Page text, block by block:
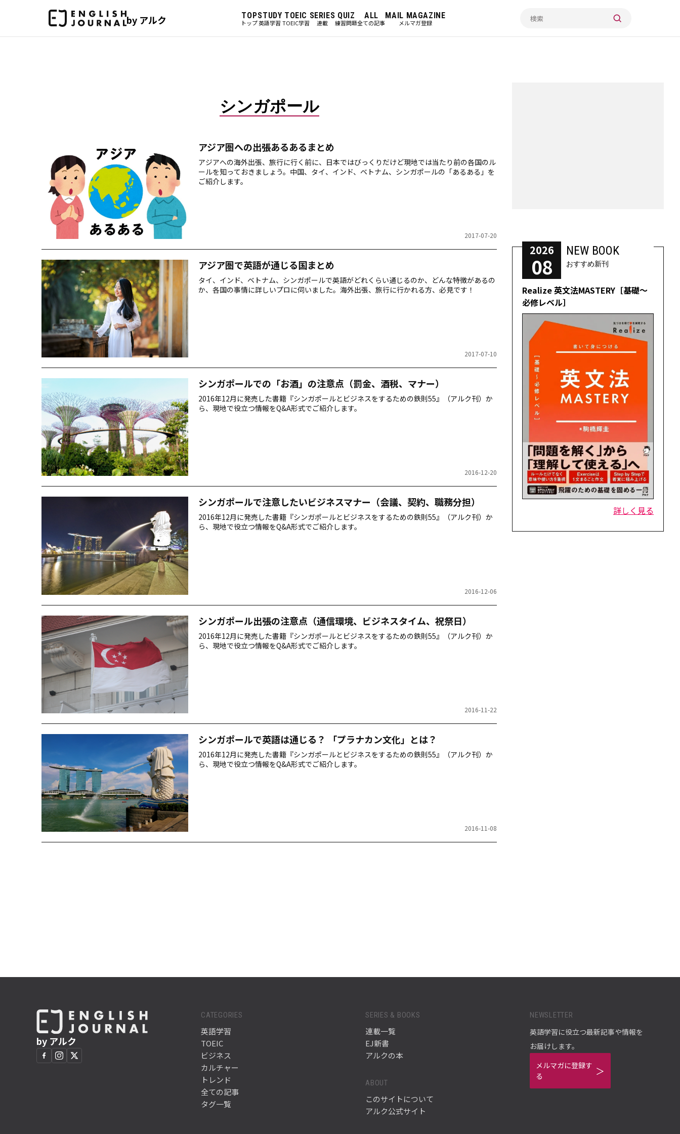
by アルク TOP
トップ
STUDY
英語学習
TOEIC
TOEIC学習
SERIES
連載
QUIZ
練習問題
ALL
全ての記事
MAIL MAGAZINE
メルマガ登録
シンガポール
アジア圏への出張あるあるまとめ
アジアへの海外出張、旅行に行く前に、日本ではびっくりだけど現地では当たり前の各国のル
ールを知っておきましょう。中国、タイ、インド、ベトナム、シンガポールの「あるある」を
ご紹介します。
2017-07-20
アジア圏で英語が通じる国まとめ
タイ、インド、ベトナム、シンガポールで英語がどれくらい通じるのか、どんな特徴があるの
か、各国の事情に詳しいプロに伺いました。海外出張、旅行に行かれる方、必見です！
2017-07-10
シンガポールでの「お酒」の注意点（罰金、酒税、マナー）
2016年12月に発売した書籍『シンガポールとビジネスをするための鉄則55』（アルク刊）か
ら、現地で役立つ情報をQ&A形式でご紹介します。
2016-12-20
シンガポールで注意したいビジネスマナー（会議、契約、職務分担）
2016年12月に発売した書籍『シンガポールとビジネスをするための鉄則55』（アルク刊）か
ら、現地で役立つ情報をQ&A形式でご紹介します。
2016-12-06
シンガポール出張の注意点（通信環境、ビジネスタイム、祝祭日）
2016年12月に発売した書籍『シンガポールとビジネスをするための鉄則55』（アルク刊）か
ら、現地で役立つ情報をQ&A形式でご紹介します。
2016-11-22
シンガポールで英語は通じる？ 「プラナカン文化」とは？
2016年12月に発売した書籍『シンガポールとビジネスをするための鉄則55』（アルク刊）か
ら、現地で役立つ情報をQ&A形式でご紹介します。
2016-11-08
2026
08
NEW BOOK
おすすめ新刊
Realize 英文法MASTERY［基礎～
必修レベル］
詳しく見る
by アルク
CATEGORIES
英語学習
TOEIC
ビジネス
カルチャー
トレンド
全ての記事
タグ一覧
SERIES & BOOKS
連載一覧
EJ新書
アルクの本
ABOUT
このサイトについて
アルク公式サイト
NEWSLETTER
英語学習に役立つ最新記事や情報を
お届けします。
メルマガに登録す
る